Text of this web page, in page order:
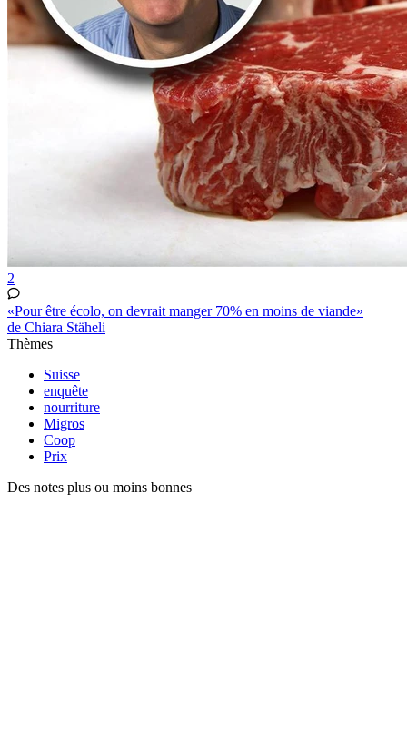
2
«Pour être écolo, on devrait manger 70% en moins de viande»
de Chiara Stäheli
Thèmes
Suisse
enquête
nourriture
Migros
Coop
Prix
Des notes plus ou moins bonnes